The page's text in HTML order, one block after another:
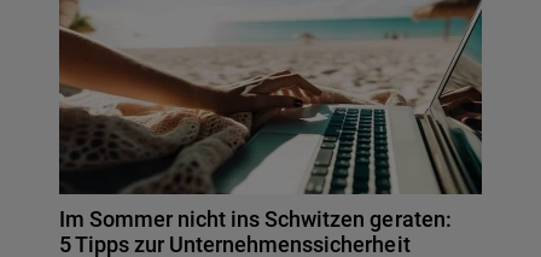
Im Sommer nicht ins Schwitzen geraten:
5 Tipps zur Unternehmenssicherheit